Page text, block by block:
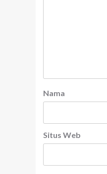
Nama
Situs Web